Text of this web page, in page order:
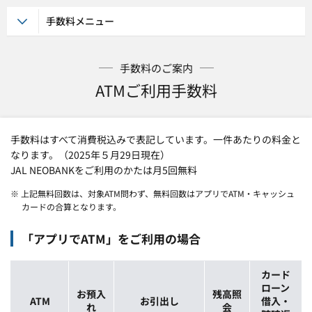
手数料のご案内
ATMご利用手数料
手数料はすべて消費税込みで表記しています。一件あたりの料金と
なります。（2025年５月29日現在）
JAL NEOBANKをご利用のかたは月5回無料
※ 上記無料回数は、対象ATM問わず、無料回数はアプリでATM・キャッシュ
カードの合算となります。
「アプリでATM」をご利用の場合
ATM
お預入
れ
お引出し
残高照
会
カード
ローン
借入・
手数料メニュー